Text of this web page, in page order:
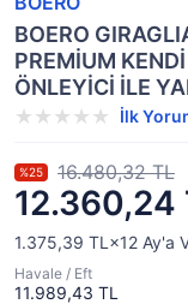
BOERO
PREMİUM
ÖNLEYİCİ İLE
İlk
12.360,24
%25 16.480,32 TL
1.375,39 TL×12 Ay'a
Havale / Eft
11.989,43 TL